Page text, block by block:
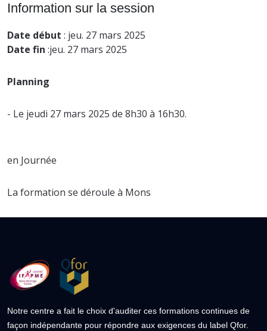
Information sur la session
Date début : jeu. 27 mars 2025
Date fin :jeu. 27 mars 2025
Planning
- Le jeudi 27 mars 2025 de 8h30 à 16h30.
en Journée
La formation se déroule à Mons
Notre centre a fait le choix d'auditer ces formations continues de
façon indépendante pour répondre aux exigences du label Qfor.